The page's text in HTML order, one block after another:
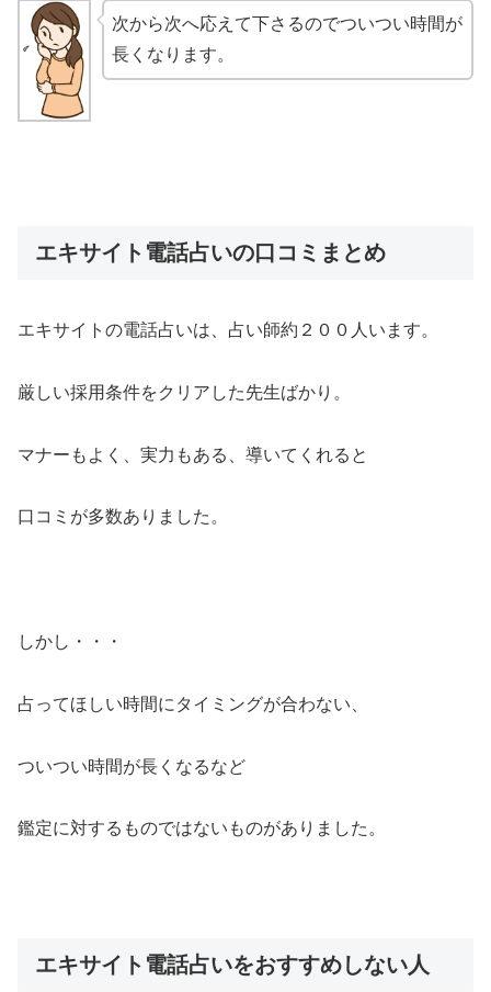
次から次へ応えて下さるのでついつい時間が
長くなります。
エキサイト電話占いの口コミまとめ
エキサイトの電話占いは、占い師約２００人います。
厳しい採用条件をクリアした先生ばかり。
マナーもよく、実力もある、導いてくれると
口コミが多数ありました。
しかし・・・
占ってほしい時間にタイミングが合わない、
ついつい時間が長くなるなど
鑑定に対するものではないものがありました。
エキサイト電話占いをおすすめしない人